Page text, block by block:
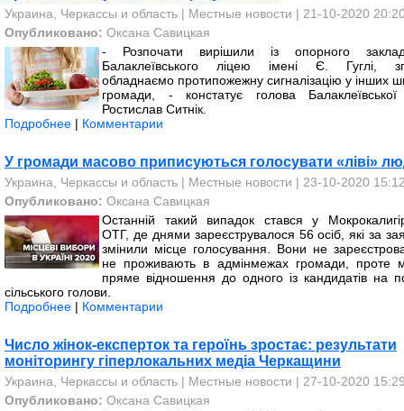
Украина, Черкассы и область | Местные новости | 21-10-2020
Опубликовано: Оксана Савицкая
- Розпочати вирішили із опорного
Балаклеївського ліцею імені Є. Гуглі,
обладнаємо протипожежну сигналізацію у інших
громади, - констатує голова
Ростислав Ситнік.
Подробнее | Комментарии
У громади масово приписуються голосувати «ліві»
Украина, Черкассы и область | Местные новости | 23-10-2020
Опубликовано: Оксана Савицкая
Останній такий випадок стався у
ОТГ, де днями зареєструвалося 56 осіб, які за
змінили місце голосування. Вони не
не проживають в адмінмежах громади, проте
пряме відношення до одного із кандидатів на
сільського голови.
Подробнее | Комментарии
Число жінок-експерток та героїнь зростає: результати
моніторингу гіперлокальних медіа Черкащини
Украина, Черкассы и область | Местные новости | 27-10-2020
Опубликовано: Оксана Савицкая